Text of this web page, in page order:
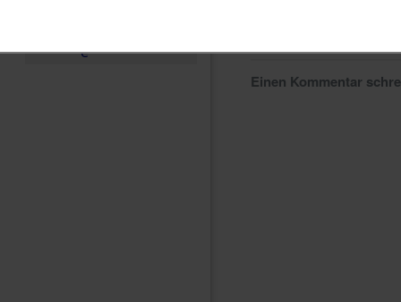
e
Einen Kommentar